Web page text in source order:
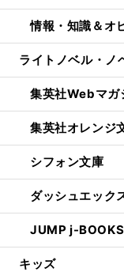
情報・知識＆オ
ライトノベル・ノ
集英社Webマガ
集英社オレンジ
シフォン文庫
ダッシュエック
JUMP j-BOOKS
キッズ